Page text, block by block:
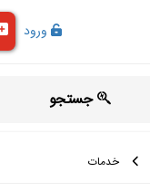
ورود
جستجو
خدمات